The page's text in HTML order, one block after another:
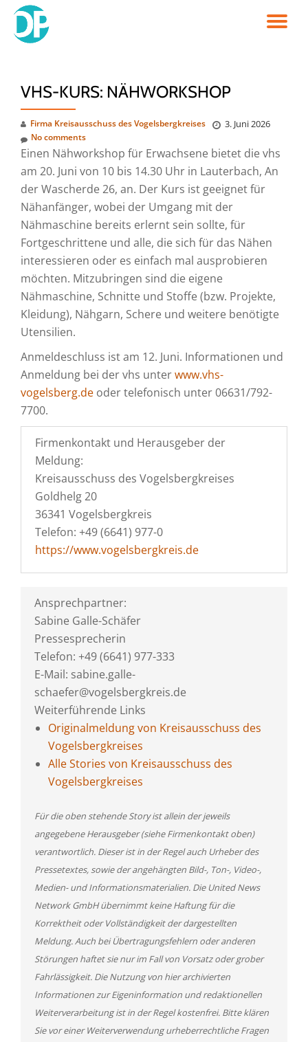
Skip
VHS-KURS: NÄHWORKSHOP
Firma Kreisausschuss des Vogelsbergkreises 3. Juni 2026
No comments
Einen Nähworkshop für Erwachsene bietet die vhs
am 20. Juni von 10 bis 14.30 Uhr in Lauterbach, An
der Wascherde 26, an. Der Kurs ist geeignet für
Nähanfänger, wobei der Umgang mit der
Nähmaschine bereits erlernt sein sollte, für
Fortgeschrittene und alle, die sich für das Nähen
interessieren oder es einfach mal ausprobieren
möchten. Mitzubringen sind die eigene
Nähmaschine, Schnitte und Stoffe (bzw. Projekte,
Kleidung), Nähgarn, Schere und weitere benötigte
Utensilien.
Anmeldeschluss ist am 12. Juni. Informationen und
Anmeldung bei der vhs unterwww.vhs-
vogelsberg.de oder telefonisch unter 06631/792-
7700.
Firmenkontakt und Herausgeber der
Meldung:
Kreisausschuss des Vogelsbergkreises
Goldhelg 20
36341 Vogelsbergkreis
Telefon: +49 (6641) 977-0
https://www.vogelsbergkreis.de
Ansprechpartner:
Sabine Galle-Schäfer
Pressesprecherin
Telefon: +49 (6641) 977-333
E-Mail: sabine.galle-
schaefer@vogelsbergkreis.de
Weiterführende Links
Originalmeldung von Kreisausschuss des
Vogelsbergkreises
Alle Stories von Kreisausschuss des
Vogelsbergkreises
Für die oben stehende Story ist allein der jeweils
angegebene Herausgeber (siehe Firmenkontakt oben)
verantwortlich. Dieser ist in der Regel auch Urheber des
Pressetextes, sowie der angehängten Bild-, Ton-, Video-,
Medien- und Informationsmaterialien. Die United News
Network GmbH übernimmt keine Haftung für die
Korrektheit oder Vollständigkeit der dargestellten
Meldung. Auch bei Übertragungsfehlern oder anderen
Störungen haftet sie nur im Fall von Vorsatz oder grober
Fahrlässigkeit. Die Nutzung von hier archivierten
Informationen zur Eigeninformation und redaktionellen
Weiterverarbeitung ist in der Regel kostenfrei. Bitte klären
Sie vor einer Weiterverwendung urheberrechtliche Fragen